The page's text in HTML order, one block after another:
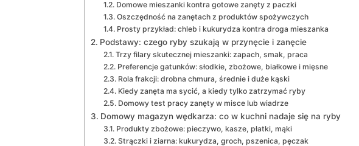
Domowe mieszanki kontra gotowe zanęty z paczki
Oszczędność na zanętach z produktów spożywczych
Prosty przykład: chleb i kukurydza kontra droga mieszanka
Podstawy: czego ryby szukają w przynęcie i zanęcie
Trzy filary skutecznej mieszanki: zapach, smak, praca
Preferencje gatunków: słodkie, zbożowe, białkowe i mięsne
Rola frakcji: drobna chmura, średnie i duże kąski
Kiedy zanęta ma sycić, a kiedy tylko zatrzymać ryby
Domowy test pracy zanęty w misce lub wiadrze
Domowy magazyn wędkarza: co w kuchni nadaje się na ryby
Produkty zbożowe: pieczywo, kasze, płatki, mąki
Strączki i ziarna: kukurydza, groch, pszenica, pęczak